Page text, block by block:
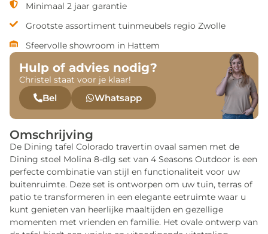
Minimaal 2 jaar garantie
Grootste assortiment tuinmeubels regio Zwolle
Sfeervolle showroom in Hattem
Hulp of advies nodig?
Christel staat voor je klaar!
Bel Whatsapp
Omschrijving
De Dining tafel Colorado travertin ovaal samen met de
Dining stoel Molina 8-dlg set van 4 Seasons Outdoor is een
perfecte combinatie van stijl en functionaliteit voor uw
buitenruimte. Deze set is ontworpen om uw tuin, terras of
patio te transformeren in een elegante eetruimte waar u
kunt genieten van heerlijke maaltijden en gezellige
momenten met vrienden en familie. Het ovale ontwerp van